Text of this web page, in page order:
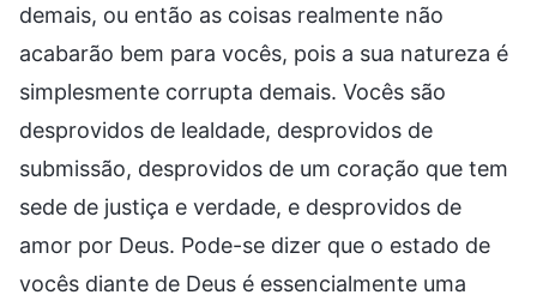
demais, ou então as coisas realmente não
acabarão bem para vocês, pois a sua natureza é
simplesmente corrupta demais. Vocês são
desprovidos de lealdade, desprovidos de
submissão, desprovidos de um coração que tem
sede de justiça e verdade, e desprovidos de
amor por Deus. Pode-se dizer que o estado de
vocês diante de Deus é essencialmente uma